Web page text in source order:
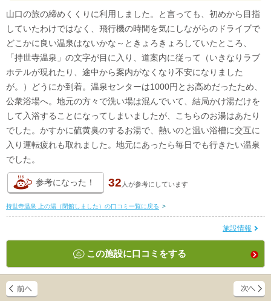
山口の旅の締めくくりに利用しました。と言っても、初めから目指
していたわけではなく、飛行機の時間を気にしながらのドライブで
どこかに良い温泉はないかな～ときょろきょろしていたところ、
「持世寺温泉」の文字が目に入り、道案内に従って（いきなりラブ
ホテルが現れたり、途中から案内がなくなり不安になりました
が。）どうにか到着。温泉センターは1000円とお高めだったため、
公衆浴場へ。地元の方々で洗い場は混んでいて、結局かけ湯だけを
して入浴することになってしまいましたが、こちらのお湯はあたり
でした。かすかに硫黄臭のするお湯で、熱いのと温い浴槽に交互に
入り運転疲れも取れました。地元にあったら毎日でも行きたい温泉
でした。
参考になった！ 32 人が参考にしています
持世寺温泉 上の湯（閉館しました）の口コミ一覧に戻る >
施設情報
この施設に口コミをする